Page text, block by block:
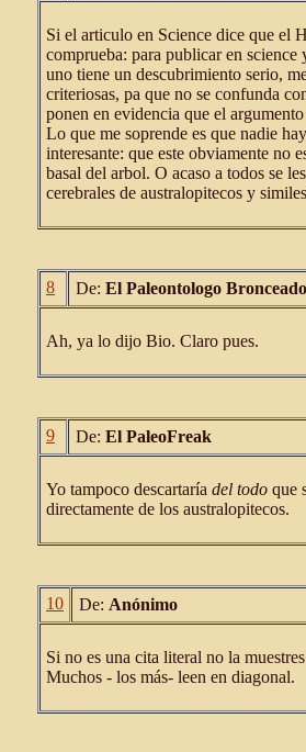
Si el articulo en Science dice que el
comprueba: para publicar en
uno tiene un descubrimiento serio,
criteriosas, pa que no se confunda
ponen en evidencia que el
Lo que me soprende es que nadie
interesante: que este obviamente no
basal del arbol. O acaso a todos se
cerebrales de australopitecos y
8 De: El Paleontologo Bronceado
Ah, ya lo dijo Bio. Claro pues.
9 De: El PaleoFreak
Yo tampoco descartaría del todo que
directamente de los australopitecos.
10 De: Anónimo
Si no es una cita literal no la
Muchos - los más- leen en diagonal.